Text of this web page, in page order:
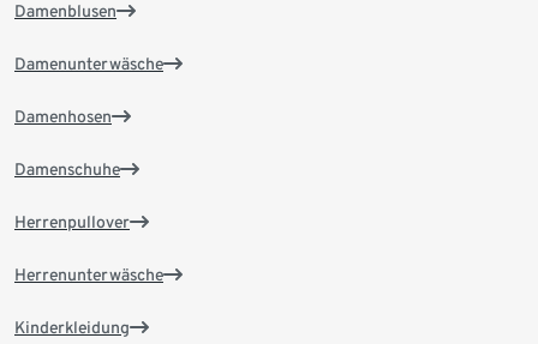
Damenblusen
Damenunterwäsche
Damenhosen
Damenschuhe
Herrenpullover
Herrenunterwäsche
Kinderkleidung